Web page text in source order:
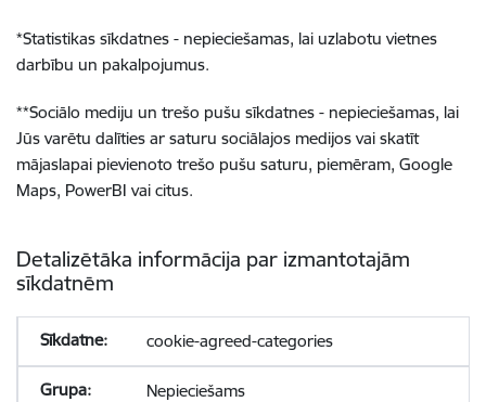
*Statistikas sīkdatnes - nepieciešamas, lai uzlabotu vietnes
darbību un pakalpojumus.
**Sociālo mediju un trešo pušu sīkdatnes - nepieciešamas, lai
Jūs varētu dalīties ar saturu sociālajos medijos vai skatīt
mājaslapai pievienoto trešo pušu saturu, piemēram, Google
Maps, PowerBI vai citus.
Detalizētāka informācija par izmantotajām
sīkdatnēm
cookie-agreed-categories
Nepieciešams